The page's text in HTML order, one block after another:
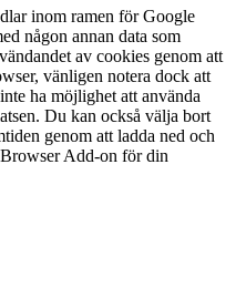
inom ramen för Google
någon annan data som
av cookies genom att
vänligen notera dock att
ha möjlighet att använda
Du kan också välja bort
genom att ladda ned och
Add-on för din